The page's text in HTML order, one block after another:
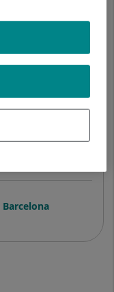
Barcelona